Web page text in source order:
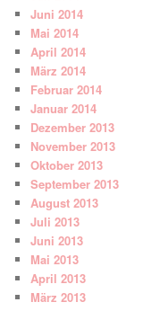
Juni 2014
Mai 2014
April 2014
März 2014
Februar 2014
Januar 2014
Dezember 2013
November 2013
Oktober 2013
September 2013
August 2013
Juli 2013
Juni 2013
Mai 2013
April 2013
März 2013